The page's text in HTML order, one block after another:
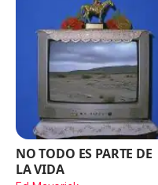
NO TODO ES PARTE DE
LA VIDA